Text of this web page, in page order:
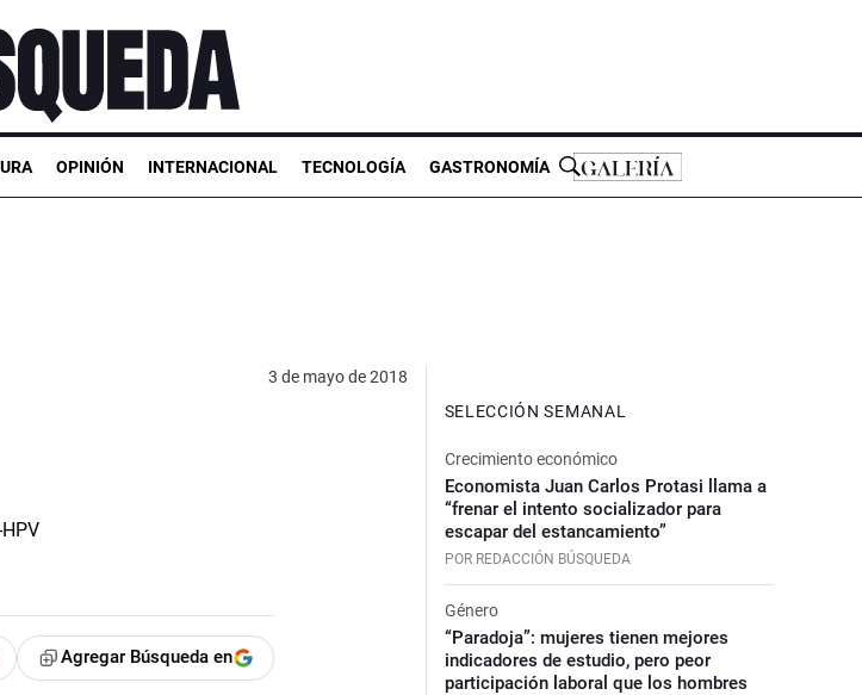
OPINIÓN INTERNACIONAL TECNOLOGÍA GASTRONOMÍA
3 de mayo de 2018
Agregar Búsqueda en
SELECCIÓN SEMANAL
Crecimiento económico
Economista Juan Carlos Protasi llama a
“frenar el intento socializador para
escapar del estancamiento”
POR REDACCIÓN BÚSQUEDA
Género
“Paradoja”: mujeres tienen mejores
indicadores de estudio, pero peor
participación laboral que los hombres